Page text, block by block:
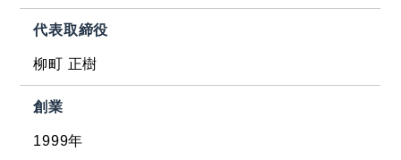
代表取締役
柳町 正樹
創業
1999年